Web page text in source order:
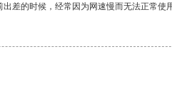
的时候，经常因为网速慢而无法正常使